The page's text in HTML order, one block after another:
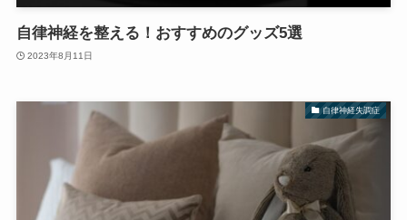
自律神経を整える！おすすめのグッズ5選
2023年8月11日
自律神経失調症